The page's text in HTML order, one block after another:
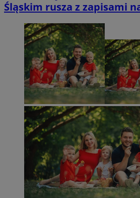
Śląskim rusza z zapisami